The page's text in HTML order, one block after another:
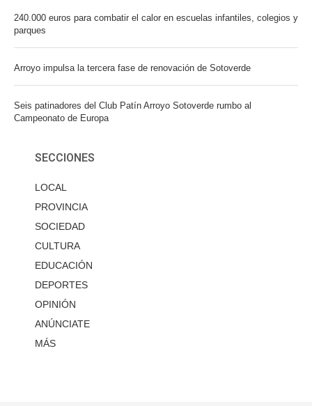
240.000 euros para combatir el calor en escuelas infantiles, colegios y
parques
Arroyo impulsa la tercera fase de renovación de Sotoverde
Seis patinadores del Club Patín Arroyo Sotoverde rumbo al
Campeonato de Europa
SECCIONES
LOCAL
PROVINCIA
SOCIEDAD
CULTURA
EDUCACIÓN
DEPORTES
OPINIÓN
ANÚNCIATE
MÁS